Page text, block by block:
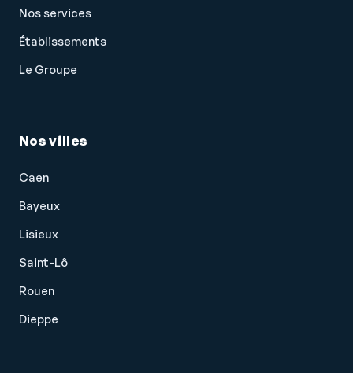
Nos services
Établissements
Le Groupe
Nos villes
Caen
Bayeux
Lisieux
Saint-Lô
Rouen
Dieppe